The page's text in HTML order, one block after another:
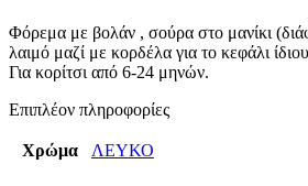
Φόρεμα με βολάν , σούρα στο μανίκι
λαιμό μαζί με κορδέλα για το κεφάλι
Για κορίτσι από 6-24 μηνών.
Επιπλέον πληροφορίες
Χρώμα ΛΕΥΚΟ